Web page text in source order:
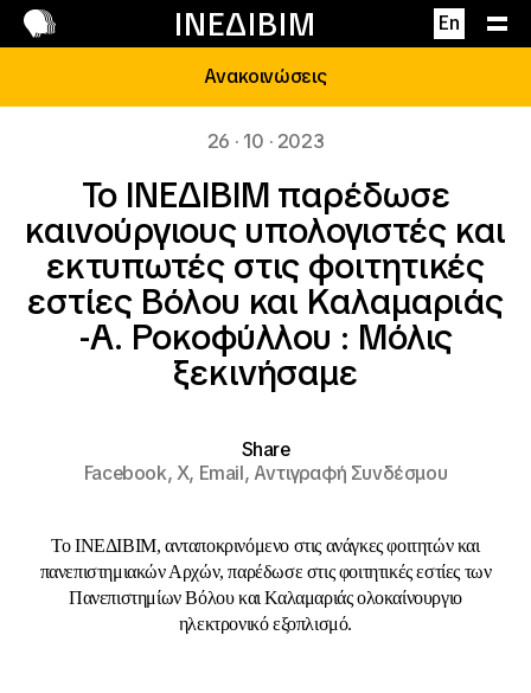
ΙΝΕΔΙΒΙΜ En
Επικοινωνία
Ανακοινώσεις
26 · 10 · 2023
Το ΙΝΕΔΙΒΙΜ παρέδωσε
καινούργιους υπολογιστές και
εκτυπωτές στις φοιτητικές
εστίες Βόλου και Καλαμαριάς
-Α. Ροκοφύλλου : Μόλις
ξεκινήσαμε
Share
Facebook,X, Email,Αντιγραφή Συνδέσμου
Το ΙΝΕΔΙΒΙΜ, ανταποκρινόμενο στις ανάγκες φοιτητών και
πανεπιστημιακών Αρχών, παρέδωσε στις φοιτητικές εστίες των
Πανεπιστημίων Βόλου και Καλαμαριάς ολοκαίνουργιο
ηλεκτρονικό εξοπλισμό.